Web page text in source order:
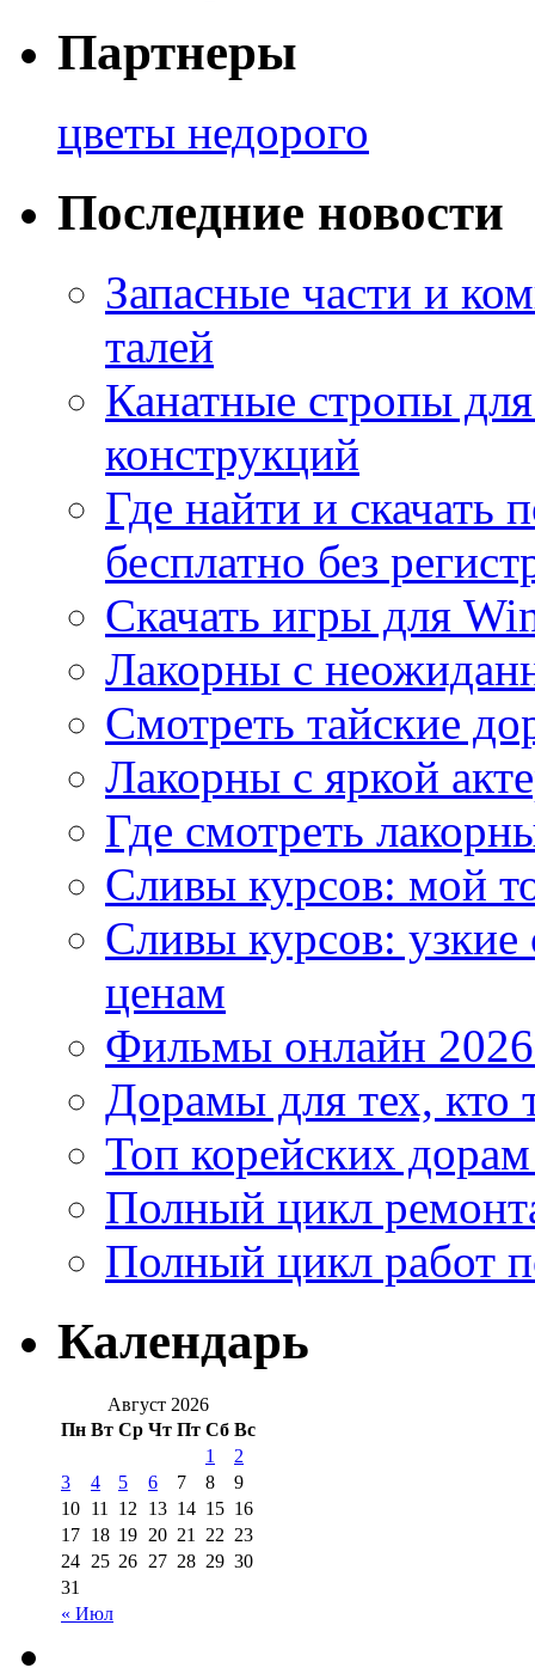
Партнеры
цветы недорого
Последние новости
Запасные части и
талей
Канатные стропы
конструкций
Где найти и
бесплатно без
Скачать игры для
Лакорны с
Смотреть тайские
Лакорны с яркой
Где смотреть
Сливы курсов: мой
Сливы курсов:
ценам
Фильмы онлайн
Дорамы для тех, кто
Топ корейских
Полный цикл
Полный цикл работ
Календарь
Август 2026
Пн Вт Ср Чт Пт Сб Вс
« Июл
1
2
3
4 5 6 7 8
9
10 11 12 13 14 15 16
17 18 19 20 21 22 23
24 25 26 27 28 29 30
31